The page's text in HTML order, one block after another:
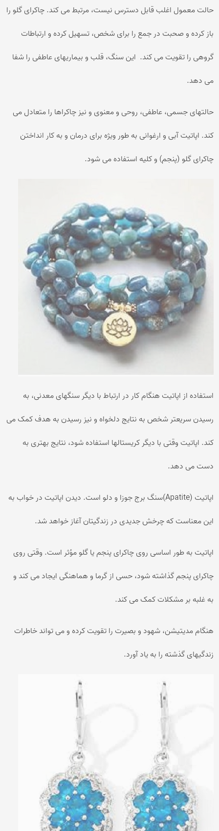
حالت معمول اغلب قابل دسترس نیست، مرتبط می کند. چاکرای گلو را
باز کرده و صحبت در جمع را برای شخص، تسهیل کرده و ارتباطات
گروهی را تقویت می کند. این سنگ، قلب و بیماریهای عاطفی را شفا
می دهد.
حالتهای جسمی، عاطفی، روحی و معنوی و نیز چاکراها را متعادل می
کند. اپاتیت آبی و ارغوانی به طور ویژه برای درمان و به کار انداختن
چاکرای گلو (پنجم) و کلیه استفاده می شود.
استفاده از اپاتیت هنگام کار در ارتباط با دیگر سنگهای معدنی، به
رسیدن سریعتر شخص به نتایج دلخواه و نیز رسیدن به هدف کمک می
کند. اپاتیت وقتی با دیگر کریستالها استفاده شود، نتایج بهتری به
دست می دهد.
اپاتیت (Apatite)سنگ برج جوزا و دلو است. دیدن اپاتیت در خواب به
این معناست که چرخش جدیدی در زندگیتان آغاز خواهد شد.
اپاتیت به طور اساسی روی چاکرای پنجم یا گلو مؤثر است. وقتی روی
چاکرای پنجم گذاشته شود، حسی از گرما و هماهنگی ایجاد می کند و
به غلبه بر مشکلات کمک می کند.
هنگام مدیتیشن، شهود و بصیرت را تقویت کرده و می تواند خاطرات
زندگیهای گذشته را به یاد آورد.